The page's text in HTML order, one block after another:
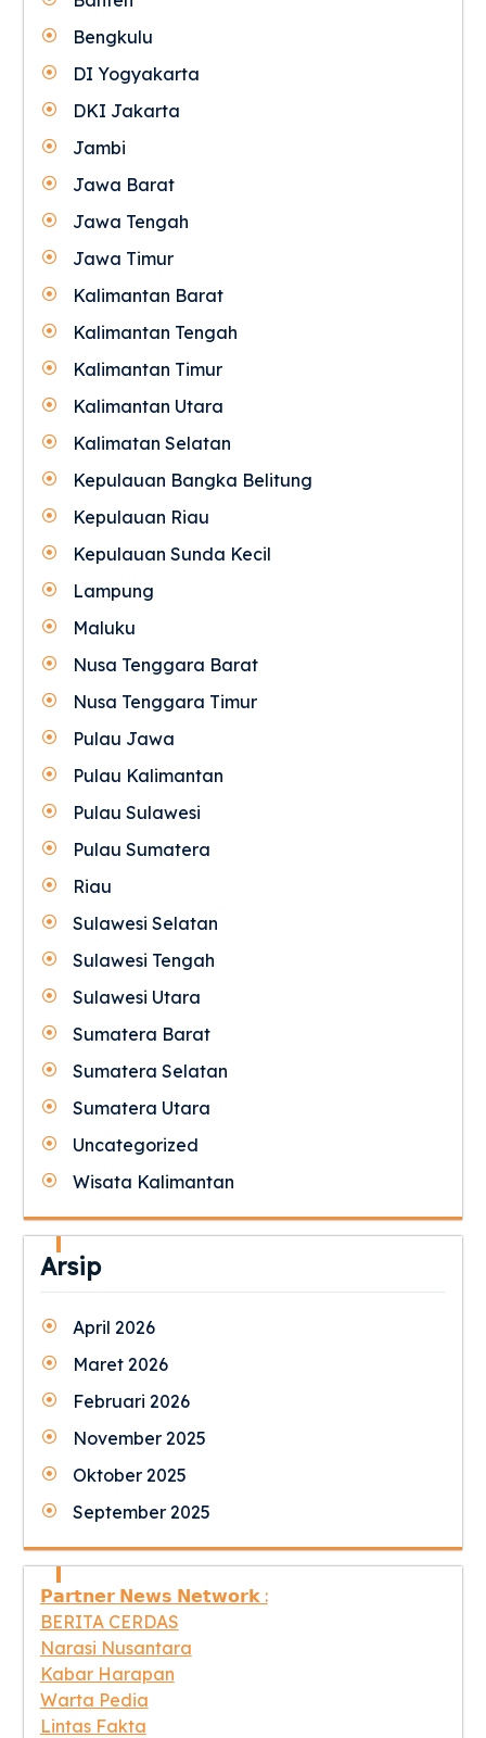
Bengkulu
DI Yogyakarta
DKI Jakarta
Jambi
Jawa Barat
Jawa Tengah
Jawa Timur
Kalimantan Barat
Kalimantan Tengah
Kalimantan Timur
Kalimantan Utara
Kalimatan Selatan
Kepulauan Bangka Belitung
Kepulauan Riau
Kepulauan Sunda Kecil
Lampung
Maluku
Nusa Tenggara Barat
Nusa Tenggara Timur
Pulau Jawa
Pulau Kalimantan
Pulau Sulawesi
Pulau Sumatera
Riau
Sulawesi Selatan
Sulawesi Tengah
Sulawesi Utara
Sumatera Barat
Sumatera Selatan
Sumatera Utara
Uncategorized
Wisata Kalimantan
Arsip
April 2026
Maret 2026
Februari 2026
November 2025
Oktober 2025
September 2025
𝗣𝗮𝗿𝘁𝗻𝗲𝗿 𝗡𝗲𝘄𝘀 𝗡𝗲𝘁𝘄𝗼𝗿𝗸 :
BERITA CERDAS
Narasi Nusantara
Kabar Harapan
Warta Pedia
Lintas Fakta